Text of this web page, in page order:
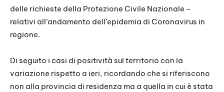
delle richieste della Protezione Civile Nazionale –
relativi all’andamento dell’epidemia di Coronavirus in
regione.
Di seguito i casi di positività sul territorio con la
variazione rispetto a ieri, ricordando che si riferiscono
non alla provincia di residenza ma a quella in cui è stata